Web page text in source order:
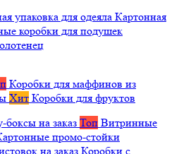
упаковка для одеяла Картонная
коробки для подушек
Коробки для маффинов из
Хит Коробки для фруктов
на заказ Топ Витринные
промо-стойки
на заказ Коробки с